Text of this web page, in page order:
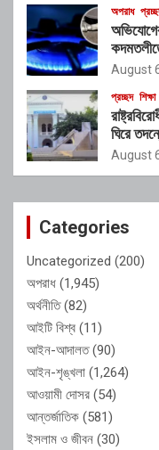
অপরাধ
August
প্রচ্ছদ শিক্ষা
ঘিরে
August
Categories
Uncategorized (200)
অপরাধ (1,945)
অর্থনীতি(82)
আইটি বিশ্ব (11)
আইন-আদালত(90)
আইন-শৃঙ্খলা (1,264)
আওয়ামী দোসর (54)
আন্তর্জাতিক (581)
ইসলাম ও জীবন (30)